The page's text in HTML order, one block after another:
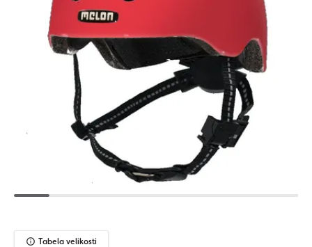
Tabela velikosti